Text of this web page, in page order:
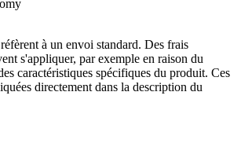
à un envoi standard. Des frais
s'appliquer, par exemple en raison du
caractéristiques spécifiques du produit. Ces
directement dans la description du